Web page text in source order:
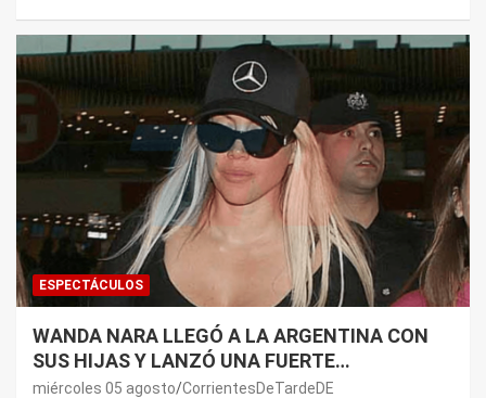
ESPECTÁCULOS
WANDA NARA LLEGÓ A LA ARGENTINA CON
SUS HIJAS Y LANZÓ UNA FUERTE
PREMONICIÓN SOBRE MAURO ICARDI
miércoles 05 agosto CorrientesDeTardeDE